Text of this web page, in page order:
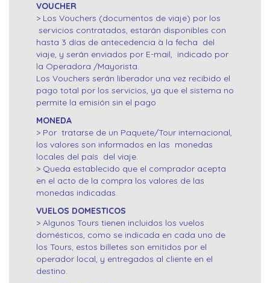
VOUCHER
> Los Vouchers (documentos de viaje) por los
servicios contratados, estarán disponibles con
hasta 3 días de antecedencia à la fecha del
viaje, y serán enviados por E-mail, indicado por
la Operadora /Mayorista.
Los Vouchers serán liberador una vez recibido el
pago total por los servicios, ya que el sistema no
permite la emisión sin el pago
MONEDA
> Por tratarse de un Paquete/Tour internacional,
los valores son informados en las monedas
locales del país del viaje.
> Queda establecido que el comprador acepta
en el acto de la compra los valores de las
monedas indicadas.
VUELOS DOMESTICOS
> Algunos Tours tienen incluidos los vuelos
domésticos, como se indicada en cada uno de
los Tours, estos billetes son emitidos por el
operador local, y entregados al cliente en el
destino.